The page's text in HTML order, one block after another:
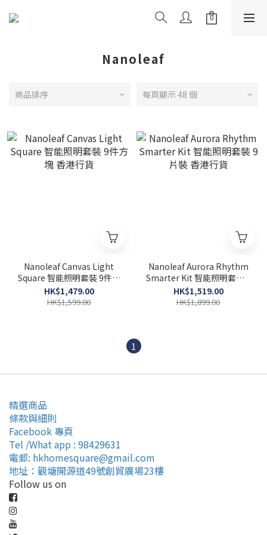
Nanoleaf
商品排序 每頁顯示 48 個
Nanoleaf Canvas Light
Square 智能照明套裝 9件方
塊 香港行貨
HK$1,479.00
HK$1,599.00
Nanoleaf Aurora Rhythm
Smarter Kit 智能照明套裝 9
片裝 香港行貨
HK$1,519.00
HK$1,899.00
1
精選商品
條款與細則
Facebook 專頁
Tel /What app : 98429631
電郵: hkhomesquare@gmail.com
地址：觀塘開源道49號創貿廣場23樓
Follow us on